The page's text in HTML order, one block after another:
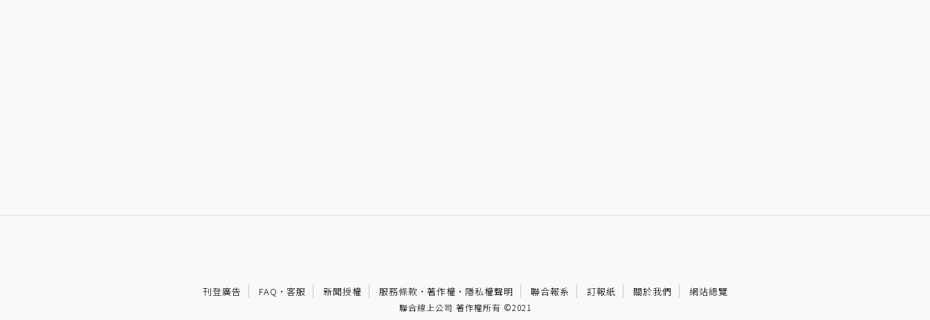
刊登廣告 FAQ · 客服 新聞授權 服務條款 · 著作權 · 隱私權聲明 聯合報系 訂報紙 關於我們 網站總覽
聯合線上公司 著作權所有 ©2021